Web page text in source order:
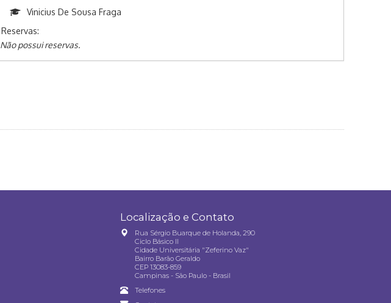
Vinicius De Sousa Fraga
Reservas:
Não possui reservas.
Localização e Contato
Rua Sérgio Buarque de Holanda, 290
Ciclo Básico II
Cidade Universitária "Zeferino Vaz"
Bairro Barão Geraldo
CEP 13083-859
Campinas - São Paulo - Brasil
Telefones